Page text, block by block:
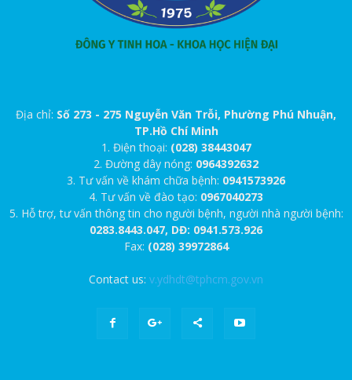
Địa chỉ: Số 273 - 275 Nguyễn Văn Trỗi, Phường Phú Nhuận,
TP.Hồ Chí Minh
1. Điện thoại: (028) 38443047
2. Đường dây nóng: 0964392632
3. Tư vấn về khám chữa bệnh: 0941573926
4. Tư vấn về đào tạo: 0967040273
5. Hỗ trợ, tư vấn thông tin cho người bệnh, người nhà người bệnh:
0283.8443.047, DĐ: 0941.573.926
Fax: (028) 39972864
Contact us: v.ydhdt@tphcm.gov.vn